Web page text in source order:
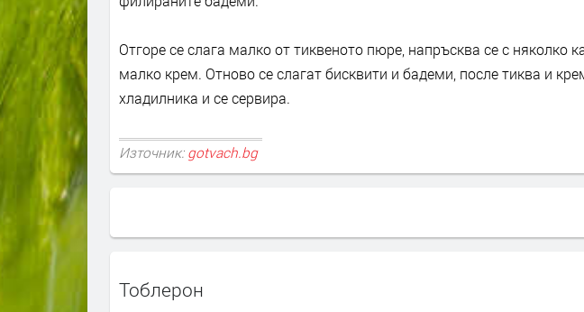
Отгоре се слага малко от тиквеното пюре, напръсква се с няколко
малко крем. Отново се слагат бисквити и бадеми, после тиква и
хладилника и се сервира.
Източник: gotvach.bg
Тоблерон